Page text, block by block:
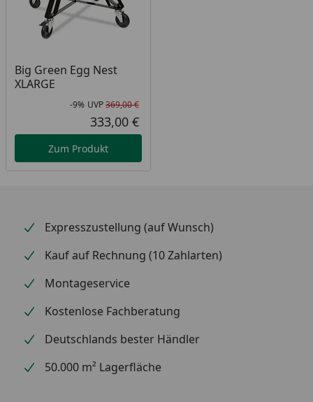
Big Green Egg Nest
XLARGE
Rabatt in Prozent
-9%
Ursprünglicher Preis
UVP369,00 €
Aktueller Preis
333,00 €
Zum Produkt
Expresszustellung (auf Wunsch)
Kauf auf Rechnung (10 Zahlarten)
Montageservice
Kostenlose Fachberatung
Deutschlands bester Händler
50.000 m² Lagerfläche